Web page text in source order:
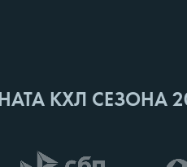
КХЛ СЕЗОНА